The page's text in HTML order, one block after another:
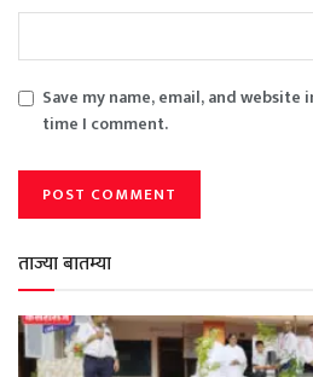
Save my name, email, and
time I comment.
ताज्या बातम्या